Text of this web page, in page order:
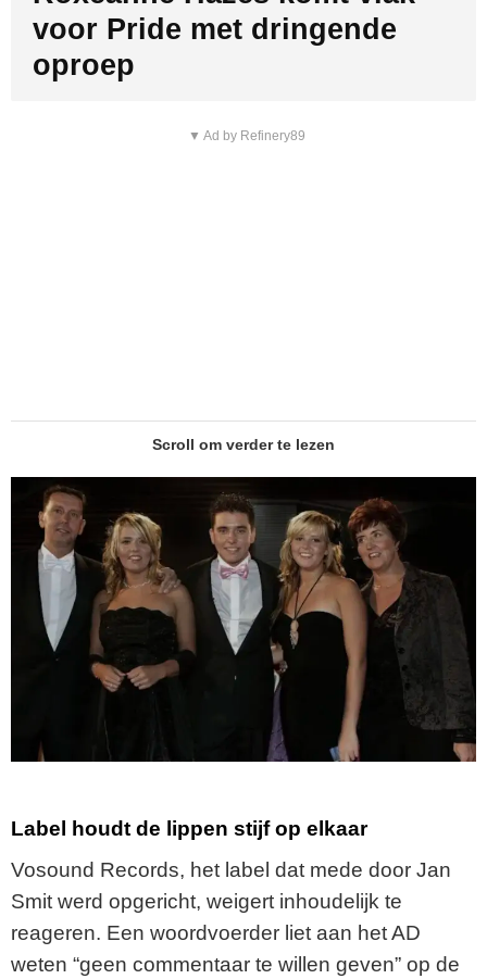
voor Pride met dringende
oproep
▼ Ad by Refinery89
Scroll om verder te lezen
Label houdt de lippen stijf op elkaar
Vosound Records, het label dat mede door Jan
Smit werd opgericht, weigert inhoudelijk te
reageren. Een woordvoerder liet aan het AD
weten “geen commentaar te willen geven” op de